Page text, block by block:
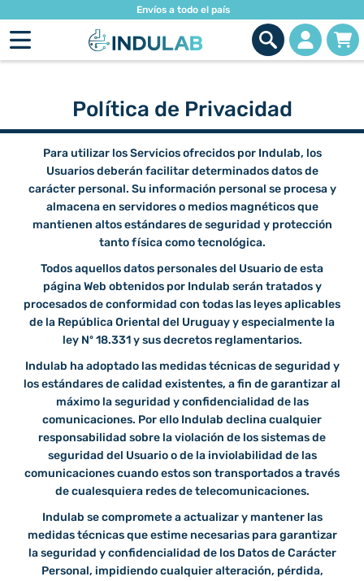
Envíos a todo el país
Política de Privacidad
Para utilizar los Servicios ofrecidos por Indulab, los
Usuarios deberán facilitar determinados datos de
carácter personal. Su información personal se procesa y
almacena en servidores o medios magnéticos que
mantienen altos estándares de seguridad y protección
tanto física como tecnológica.
Todos aquellos datos personales del Usuario de esta
página Web obtenidos por Indulab serán tratados y
procesados de conformidad con todas las leyes aplicables
de la República Oriental del Uruguay y especialmente la
ley Nº 18.331 y sus decretos reglamentarios.
Indulab ha adoptado las medidas técnicas de seguridad y
los estándares de calidad existentes, a fin de garantizar al
máximo la seguridad y confidencialidad de las
comunicaciones. Por ello Indulab declina cualquier
responsabilidad sobre la violación de los sistemas de
seguridad del Usuario o de la inviolabilidad de las
comunicaciones cuando estos son transportados a través
de cualesquiera redes de telecomunicaciones.
Indulab se compromete a actualizar y mantener las
medidas técnicas que estime necesarias para garantizar
la seguridad y confidencialidad de los Datos de Carácter
Personal, impidiendo cualquier alteración, pérdida,